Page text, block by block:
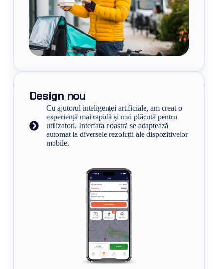
Design nou
Cu ajutorul inteligenței artificiale, am creat o
experiență mai rapidă și mai plăcută pentru
utilizatori. Interfața noastră se adaptează
automat la diversele rezoluții ale dispozitivelor
mobile.